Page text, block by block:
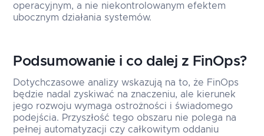
operacyjnym, a nie niekontrolowanym efektem
ubocznym działania systemów.
Podsumowanie i co dalej z FinOps?
Dotychczasowe analizy wskazują na to, że FinOps
będzie nadal zyskiwać na znaczeniu, ale kierunek
jego rozwoju wymaga ostrożności i świadomego
podejścia. Przyszłość tego obszaru nie polega na
pełnej automatyzacji czy całkowitym oddaniu